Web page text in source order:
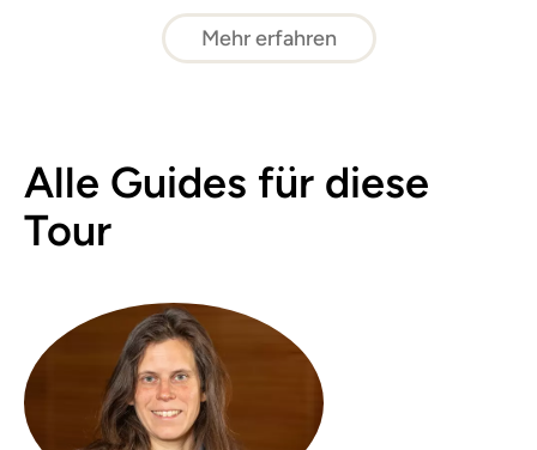
Mehr erfahren
Alle Guides für diese
Tour